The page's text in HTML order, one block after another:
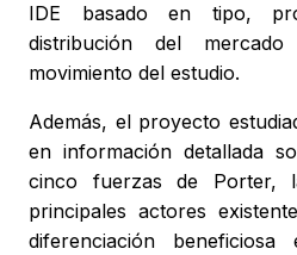
IDE basado en tipo,
distribución del
movimiento del estudio.
Además, el proyecto
en información detallada
cinco fuerzas de Porter,
principales actores
diferenciación